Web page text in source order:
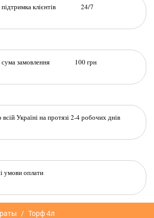
підтримка клієнтів 24/7
сума замовлення 100 грн
Україні на протязі 2-4 робочих днів
оплати
Торф 4л